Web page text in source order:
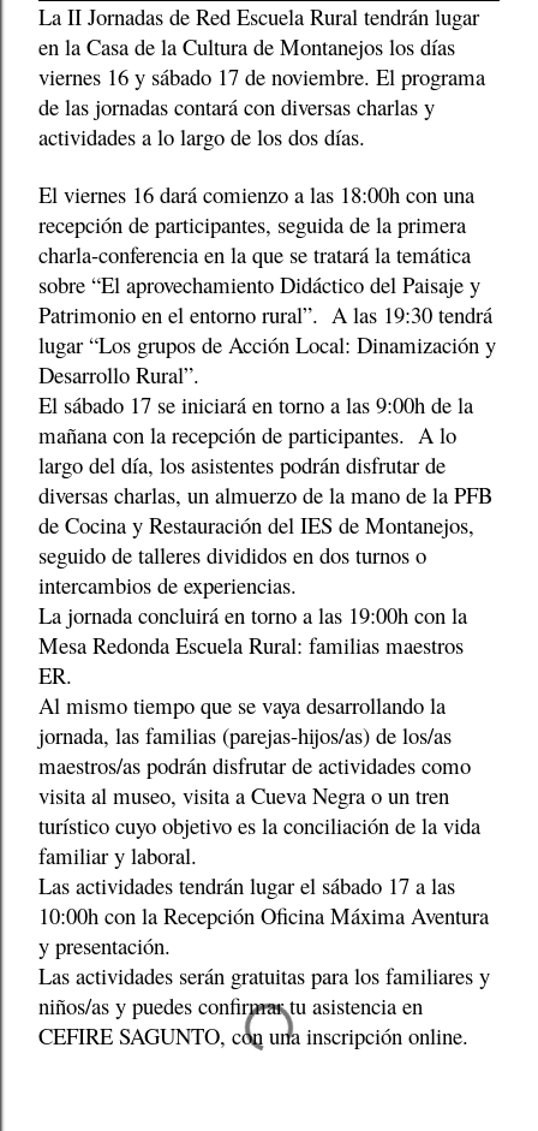
La II Jornadas de Red Escuela Rural tendrán lugar
en la Casa de la Cultura de Montanejos los días
viernes 16 y sábado 17 de noviembre. El programa
de las jornadas contará con diversas charlas y
actividades a lo largo de los dos días.
El viernes 16 dará comienzo a las 18:00h con una
recepción de participantes, seguida de la primera
charla-conferencia en la que se tratará la temática
sobre “El aprovechamiento Didáctico del Paisaje y
Patrimonio en el entorno rural”. A las 19:30 tendrá
lugar “Los grupos de Acción Local: Dinamización y
Desarrollo Rural”.
El sábado 17 se iniciará en torno a las 9:00h de la
mañana con la recepción de participantes. A lo
largo del día, los asistentes podrán disfrutar de
diversas charlas, un almuerzo de la mano de la PFB
de Cocina y Restauración del IES de Montanejos,
seguido de talleres divididos en dos turnos o
intercambios de experiencias.
La jornada concluirá en torno a las 19:00h con la
Mesa Redonda Escuela Rural: familias maestros
ER.
Al mismo tiempo que se vaya desarrollando la
jornada, las familias (parejas-hijos/as) de los/as
maestros/as podrán disfrutar de actividades como
visita al museo, visita a Cueva Negra o un tren
turístico cuyo objetivo es la conciliación de la vida
familiar y laboral.
Las actividades tendrán lugar el sábado 17 a las
10:00h con la Recepción Oficina Máxima Aventura
y presentación.
Las actividades serán gratuitas para los familiares y
niños/as y puedes confirmar tu asistencia en
CEFIRE SAGUNTO, con una inscripción online.